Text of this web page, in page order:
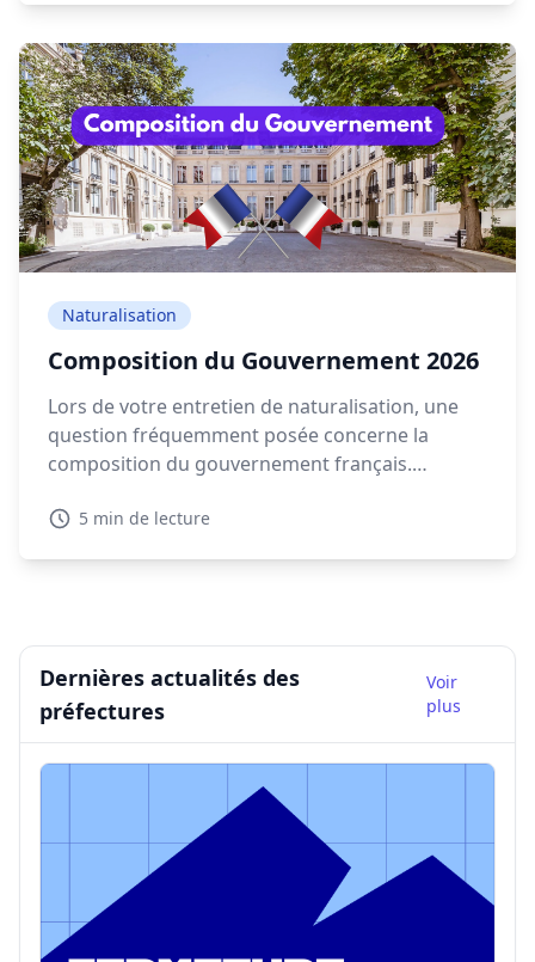
Naturalisation
Composition du Gouvernement 2026
Lors de votre entretien de naturalisation, une
question fréquemment posée concerne la
composition du gouvernement français.
gouvernement actuelle en 2026 est essentiel
5 min de lecture
Dernières actualités des
préfectures
Voir
plus